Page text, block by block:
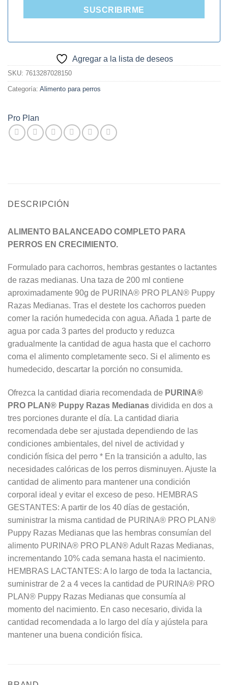
SUSCRIBIRME
Agregar a la lista de deseos
SKU: 7613287028150
Categoría: Alimento para perros
Pro Plan
DESCRIPCIÓN
ALIMENTO BALANCEADO COMPLETO PARA
PERROS EN CRECIMIENTO.
Formulado para cachorros, hembras gestantes o lactantes
de razas medianas. Una taza de 200 ml contiene
aproximadamente 90g de PURINA® PRO PLAN® Puppy
Razas Medianas. Tras el destete los cachorros pueden
comer la ración humedecida con agua. Añada 1 parte de
agua por cada 3 partes del producto y reduzca
gradualmente la cantidad de agua hasta que el cachorro
coma el alimento completamente seco. Si el alimento es
humedecido, descartar la porción no consumida.
Ofrezca la cantidad diaria recomendada de PURINA®
PRO PLAN® Puppy Razas Medianas dividida en dos a
tres porciones durante el día. La cantidad diaria
recomendada debe ser ajustada dependiendo de las
condiciones ambientales, del nivel de actividad y
condición física del perro * En la transición a adulto, las
necesidades calóricas de los perros disminuyen. Ajuste la
cantidad de alimento para mantener una condición
corporal ideal y evitar el exceso de peso. HEMBRAS
GESTANTES: A partir de los 40 días de gestación,
suministrar la misma cantidad de PURINA® PRO PLAN®
Puppy Razas Medianas que las hembras consumían del
alimento PURINA® PRO PLAN® Adult Razas Medianas,
incrementando 10% cada semana hasta el nacimiento.
HEMBRAS LACTANTES: A lo largo de toda la lactancia,
suministrar de 2 a 4 veces la cantidad de PURINA® PRO
PLAN® Puppy Razas Medianas que consumía al
momento del nacimiento. En caso necesario, divida la
cantidad recomendada a lo largo del día y ajústela para
mantener una buena condición física.